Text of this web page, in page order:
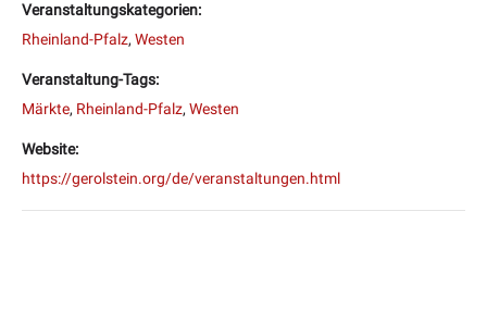
Veranstaltungskategorien:
Rheinland-Pfalz, Westen
Veranstaltung-Tags:
Märkte, Rheinland-Pfalz, Westen
Website:
https://gerolstein.org/de/veranstaltungen.html